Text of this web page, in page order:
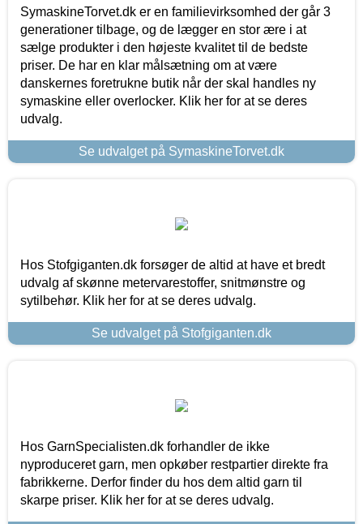
SymaskineTorvet.dk er en familievirksomhed der går 3
generationer tilbage, og de lægger en stor ære i at
sælge produkter i den højeste kvalitet til de bedste
priser. De har en klar målsætning om at være
danskernes foretrukne butik når der skal handles ny
symaskine eller overlocker. Klik her for at se deres
udvalg.
Se udvalget på SymaskineTorvet.dk
Hos Stofgiganten.dk forsøger de altid at have et bredt
udvalg af skønne metervarestoffer, snitmønstre og
sytilbehør. Klik her for at se deres udvalg.
Se udvalget på Stofgiganten.dk
Hos GarnSpecialisten.dk forhandler de ikke
nyproduceret garn, men opkøber restpartier direkte fra
fabrikkerne. Derfor finder du hos dem altid garn til
skarpe priser. Klik her for at se deres udvalg.